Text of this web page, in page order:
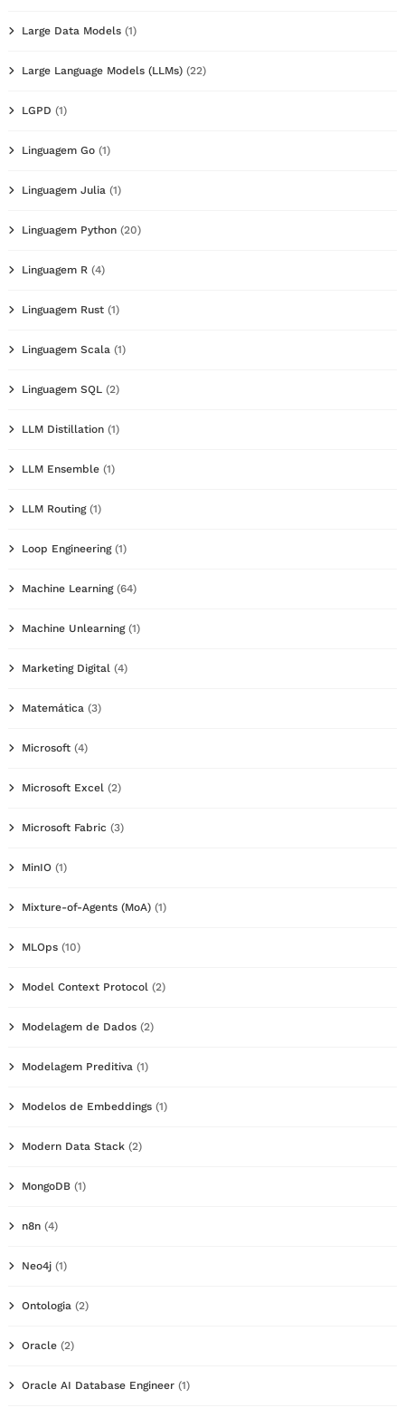
Large Data Models (1)
Large Language Models (LLMs) (22)
LGPD (1)
Linguagem Go (1)
Linguagem Julia (1)
Linguagem Python (20)
Linguagem R (4)
Linguagem Rust (1)
Linguagem Scala (1)
Linguagem SQL (2)
LLM Distillation (1)
LLM Ensemble (1)
LLM Routing(1)
Loop Engineering(1)
Machine Learning(64)
Machine Unlearning(1)
Marketing Digital (4)
Matemática (3)
Microsoft (4)
Microsoft Excel (2)
Microsoft Fabric (3)
MinIO (1)
Mixture-of-Agents (MoA) (1)
MLOps (10)
Model Context Protocol (2)
Modelagem de Dados (2)
Modelagem Preditiva (1)
Modelos de Embeddings (1)
Modern Data Stack (2)
MongoDB (1)
n8n (4)
Neo4j (1)
Ontologia (2)
Oracle (2)
Oracle AI Database Engineer (1)